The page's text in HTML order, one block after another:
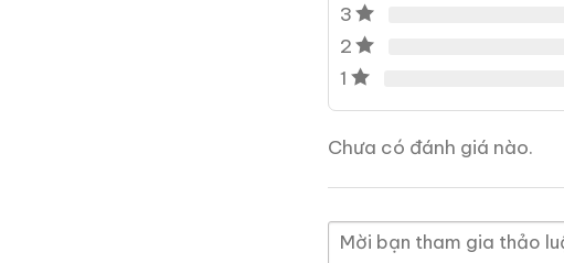
Macallan 18 Sherry Oak
1997
700ml / 43%
Zalo Hotline
3
2
1
Chưa có đánh giá nào.